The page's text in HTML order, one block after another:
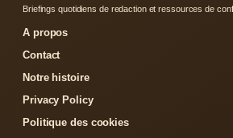
Briefings quotidiens de redaction et ressources de
A propos
Contact
Notre histoire
Privacy Policy
Politique des cookies